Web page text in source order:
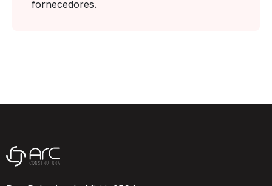
fornecedores.